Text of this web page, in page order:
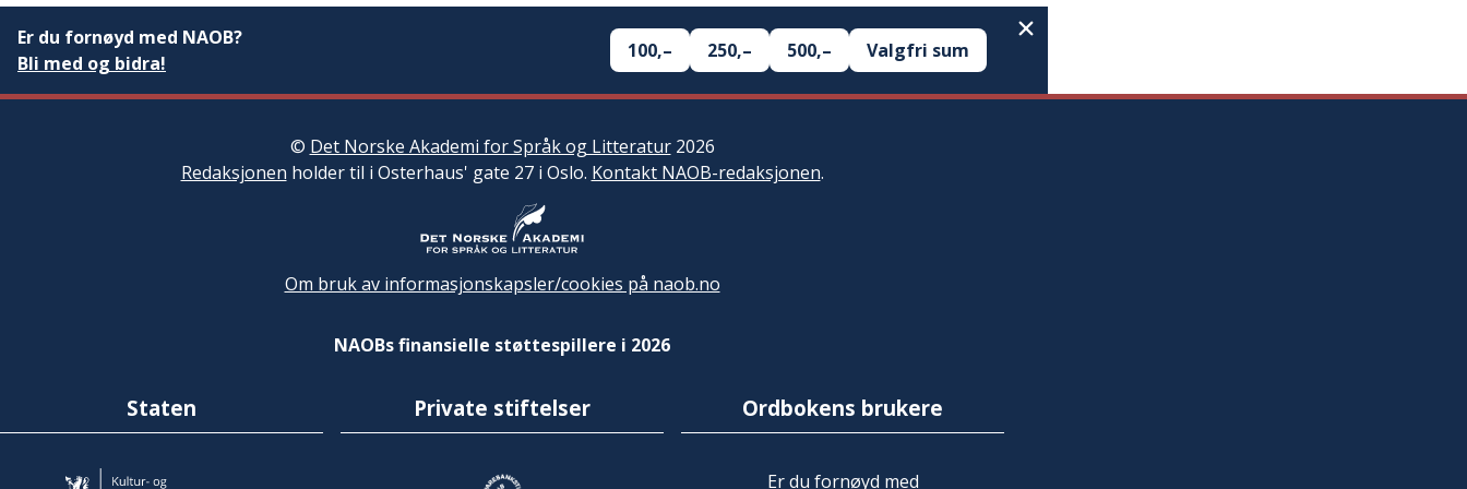
Er du fornøyd med NAOB?
Bli med og bidra!
100,– 250,– 500,– Valgfri sum
© Det Norske Akademi for Språk og Litteratur2026
Redaksjonen holder til i Osterhaus' gate 27 i Oslo. Kontakt NAOB-redaksjonen.
Om bruk av informasjonskapsler/cookies på naob.no
NAOBs finansielle støttespillere i 2026
Staten Private stiftelser Ordbokens brukere
Er du fornøyd med